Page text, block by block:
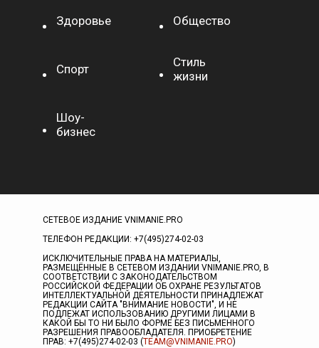
Здоровье Общество
Спорт
Стиль
жизни
Шоу-
бизнес
СЕТЕВОЕ ИЗДАНИЕ VNIMANIE.PRO
ТЕЛЕФОН РЕДАКЦИИ: +7(495)274-02-03
ИСКЛЮЧИТЕЛЬНЫЕ ПРАВА НА МАТЕРИАЛЫ,
РАЗМЕЩЁННЫЕ В СЕТЕВОМ ИЗДАНИИ VNIMANIE.PRO, В
СООТВЕТСТВИИ С ЗАКОНОДАТЕЛЬСТВОМ
РОССИЙСКОЙ ФЕДЕРАЦИИ ОБ ОХРАНЕ РЕЗУЛЬТАТОВ
ИНТЕЛЛЕКТУАЛЬНОЙ ДЕЯТЕЛЬНОСТИ ПРИНАДЛЕЖАТ
РЕДАКЦИИ САЙТА "ВНИМАНИЕ НОВОСТИ", И НЕ
ПОДЛЕЖАТ ИСПОЛЬЗОВАНИЮ ДРУГИМИ ЛИЦАМИ В
КАКОЙ БЫ ТО НИ БЫЛО ФОРМЕ БЕЗ ПИСЬМЕННОГО
РАЗРЕШЕНИЯ ПРАВООБЛАДАТЕЛЯ. ПРИОБРЕТЕНИЕ
ПРАВ: +7(495)274-02-03 (TEAM@VNIMANIE.PRO)